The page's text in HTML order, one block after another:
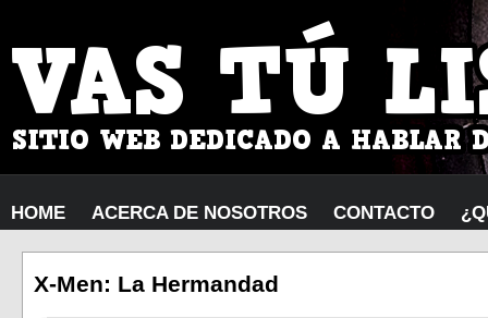
HOME ACERCA DE NOSOTROS CONTACTO
X-Men: La Hermandad